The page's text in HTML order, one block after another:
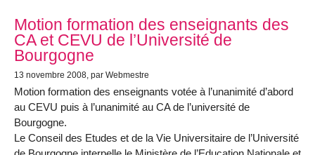
Motion formation des enseignants des
CA et CEVU de l’Université de
Bourgogne
13 novembre 2008 , par Webmestre
Motion formation des enseignants votée à l’unanimité d’abord
au CEVU puis à l’unanimité au CA de l’université de
Bourgogne.
Le Conseil des Etudes et de la Vie Universitaire de l’Université